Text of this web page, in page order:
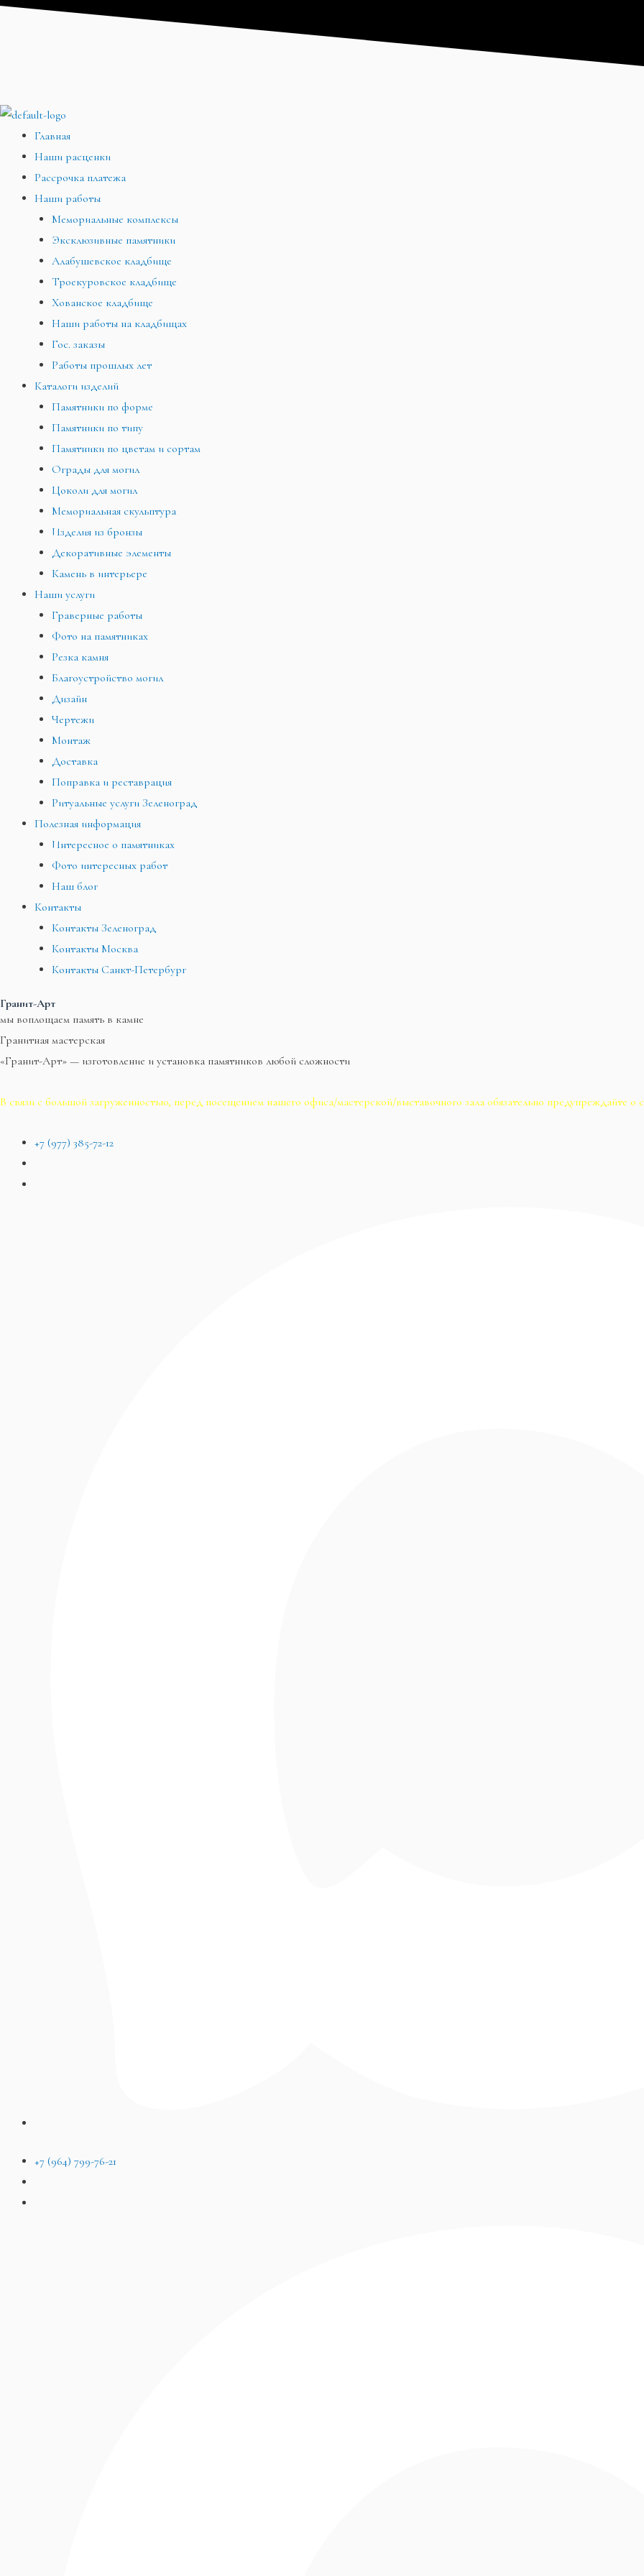
Перейти
Меню
Главная
Наши расценки
Рассрочка платежа
Наши работы
Мемориальные комплексы
Эксклюзивные памятники
Алабушевское кладбище
Троекуровское кладбище
Хованское кладбище
Наши работы на кладбищах
Гос. заказы
Работы прошлых лет
Каталоги изделий
Памятники по форме
Памятники по типу
Памятники по цветам и сортам
Ограды для могил
Цоколи для могил
Мемориальная скульптура
Изделия из бронзы
Декоративные элементы
Камень в интерьере
Наши услуги
Граверные работы
Фото на памятниках
Резка камня
Благоустройство могил
Дизайн
Чертежи
Монтаж
Доставка
Поправка и реставрация
Ритуальные услуги Зеленоград
Полезная информация
Интересное о памятниках
Фото интересных работ
Наш блог
Контакты
Контакты Зеленоград
Контакты Москва
Контакты Санкт-Петербург
Гранит-Арт
мы воплощаем память в камне
Гранитная мастерская
«Гранит-Арт» — изготовление и установка памятников любой сложности
В связи с большой загруженностью, перед посещением нашего офиса/мастерской/выставочного зала обязательно предупреждайте о
+7 (977) 385-72-12
+7 (964) 799-76-21
Меню
Меню